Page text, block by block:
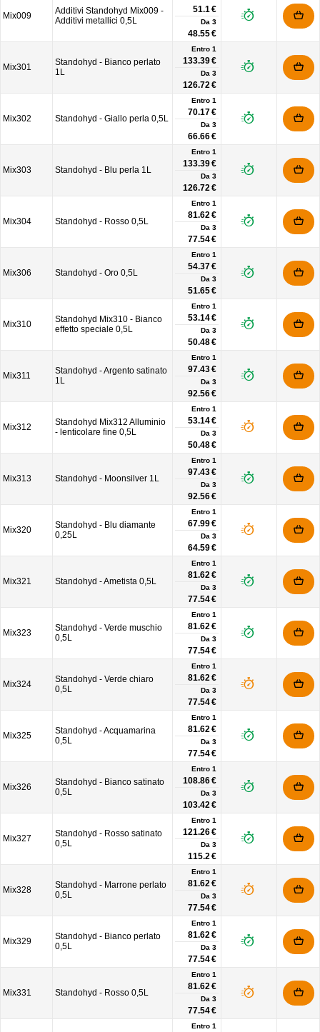
Mix009
Additivi Standohyd Mix009 -
Additivi metallici 0,5L
51.1 €
Da 3
48.55 €
Mix301
Standohyd - Bianco perlato
1L
Entro 1
133.39 €
Da 3
126.72 €
Mix302 Standohyd - Giallo perla 0,5L
Entro 1
70.17 €
Da 3
66.66 €
Mix303 Standohyd - Blu perla 1L
Entro 1
133.39 €
Da 3
126.72 €
Mix304 Standohyd - Rosso 0,5L
Entro 1
81.62 €
Da 3
77.54 €
Mix306 Standohyd - Oro 0,5L
Entro 1
54.37 €
Da 3
51.65 €
Mix310
Standohyd Mix310 - Bianco
effetto speciale 0,5L
Entro 1
53.14 €
Da 3
50.48 €
Mix311
Standohyd - Argento satinato
1L
Entro 1
97.43 €
Da 3
92.56 €
Mix312
Standohyd Mix312 Alluminio
- lenticolare fine 0,5L
Entro 1
53.14 €
Da 3
50.48 €
Mix313 Standohyd - Moonsilver 1L
Entro 1
97.43 €
Da 3
92.56 €
Mix320
Standohyd - Blu diamante
0,25L
Entro 1
67.99 €
Da 3
64.59 €
Mix321 Standohyd - Ametista 0,5L
Entro 1
81.62 €
Da 3
77.54 €
Mix323
Standohyd - Verde muschio
0,5L
Entro 1
81.62 €
Da 3
77.54 €
Mix324
Standohyd - Verde chiaro
0,5L
Entro 1
81.62 €
Da 3
77.54 €
Mix325
Standohyd - Acquamarina
0,5L
Entro 1
81.62 €
Da 3
77.54 €
Mix326
Standohyd - Bianco satinato
0,5L
Entro 1
108.86 €
Da 3
103.42 €
Mix327
Standohyd - Rosso satinato
0,5L
Entro 1
121.26 €
Da 3
115.2 €
Mix328
Standohyd - Marrone perlato
0,5L
Entro 1
81.62 €
Da 3
77.54 €
Mix329
Standohyd - Bianco perlato
0,5L
Entro 1
81.62 €
Da 3
77.54 €
Mix331 Standohyd - Rosso 0,5L
Entro 1
81.62 €
Da 3
77.54 €
Entro 1